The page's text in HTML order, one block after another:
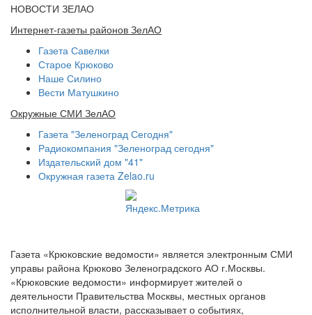
НОВОСТИ ЗЕЛАО
Интернет-газеты районов ЗелАО
Газета Савелки
Старое Крюково
Наше Силино
Вести Матушкино
Окружные СМИ ЗелАО
Газета "Зеленоград Сегодня"
Радиокомпания "Зеленоград сегодня"
Издательский дом "41"
Окружная газета Zelao.ru
Газета «Крюковские ведомости» является электронным СМИ
управы района Крюково Зеленоградского АО г.Москвы.
«Крюковские ведомости» информирует жителей о
деятельности Правительства Москвы, местных органов
исполнительной власти, рассказывает о событиях,